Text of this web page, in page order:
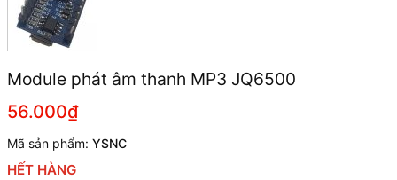
Module phát âm thanh MP3 JQ6500
56.000₫
Mã sản phẩm: YSNC
HẾT HÀNG